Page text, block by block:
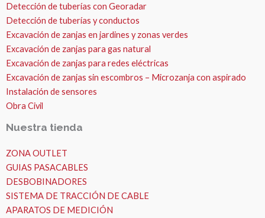
Detección de tuberías con Georadar
Detección de tuberías y conductos
Excavación de zanjas en jardines y zonas verdes
Excavación de zanjas para gas natural
Excavación de zanjas para redes eléctricas
Excavación de zanjas sin escombros – Microzanja con aspirado
Instalación de sensores
Obra Civil
Nuestra tienda
ZONA OUTLET
GUIAS PASACABLES
DESBOBINADORES
SISTEMA DE TRACCIÓN DE CABLE
APARATOS DE MEDICIÓN